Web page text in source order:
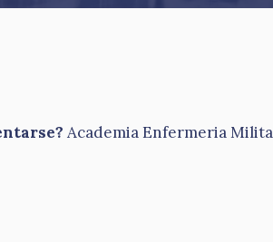
Academia Enfermeria